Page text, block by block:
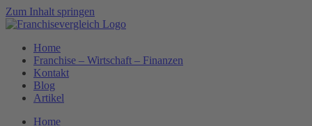
Zum Inhalt springen
Home
Franchise – Wirtschaft – Finanzen
Kontakt
Blog
Artikel
Home